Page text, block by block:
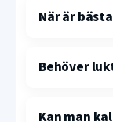
När är
Behöver
Kan man